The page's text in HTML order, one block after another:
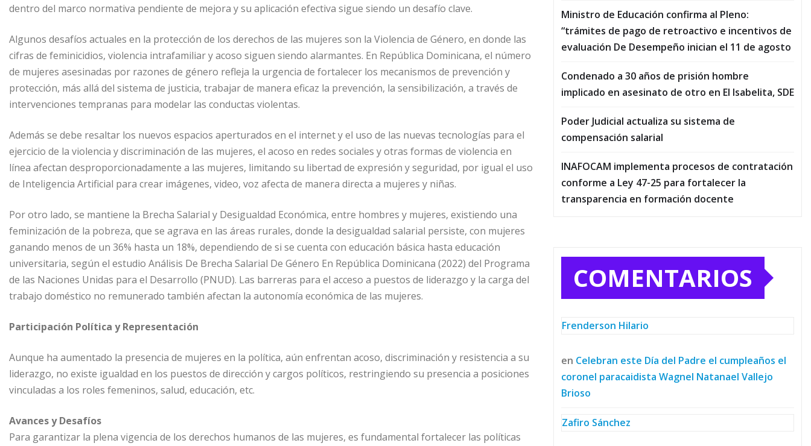
dentro del marco normativa pendiente de mejora y su aplicación efectiva sigue siendo un desafío clave.
Algunos desafíos actuales en la protección de los derechos de las mujeres son la Violencia de Género, en donde las
cifras de feminicidios, violencia intrafamiliar y acoso siguen siendo alarmantes. En República Dominicana, el número
de mujeres asesinadas por razones de género refleja la urgencia de fortalecer los mecanismos de prevención y
protección, más allá del sistema de justicia, trabajar de manera eficaz la prevención, la sensibilización, a través de
intervenciones tempranas para modelar las conductas violentas.
Además se debe resaltar los nuevos espacios aperturados en el internet y el uso de las nuevas tecnologías para el
ejercicio de la violencia y discriminación de las mujeres, el acoso en redes sociales y otras formas de violencia en
línea afectan desproporcionadamente a las mujeres, limitando su libertad de expresión y seguridad, por igual el uso
de Inteligencia Artificial para crear imágenes, video, voz afecta de manera directa a mujeres y niñas.
Por otro lado, se mantiene la Brecha Salarial y Desigualdad Económica, entre hombres y mujeres, existiendo una
feminización de la pobreza, que se agrava en las áreas rurales, donde la desigualdad salarial persiste, con mujeres
ganando menos de un 36% hasta un 18%, dependiendo de si se cuenta con educación básica hasta educación
universitaria, según el estudio Análisis De Brecha Salarial De Género En República Dominicana (2022) del Programa
de las Naciones Unidas para el Desarrollo (PNUD). Las barreras para el acceso a puestos de liderazgo y la carga del
trabajo doméstico no remunerado también afectan la autonomía económica de las mujeres.
Participación Política y Representación
Aunque ha aumentado la presencia de mujeres en la política, aún enfrentan acoso, discriminación y resistencia a su
liderazgo, no existe igualdad en los puestos de dirección y cargos políticos, restringiendo su presencia a posiciones
vinculadas a los roles femeninos, salud, educación, etc.
Avances y Desafíos
Para garantizar la plena vigencia de los derechos humanos de las mujeres, es fundamental fortalecer las políticas
Ministro de Educación confirma al Pleno:
“trámites de pago de retroactivo e incentivos de
evaluación De Desempeño inician el 11 de agosto
Condenado a 30 años de prisión hombre
implicado en asesinato de otro en El Isabelita, SDE
Poder Judicial actualiza su sistema de
compensación salarial
INAFOCAM implementa procesos de contratación
conforme a Ley 47-25 para fortalecer la
transparencia en formación docente
COMENTARIOS
Frenderson Hilario
en Celebran este Día del Padre el cumpleaños el
coronel paracaidista Wagnel Natanael Vallejo
Brioso
Zafiro Sánchez